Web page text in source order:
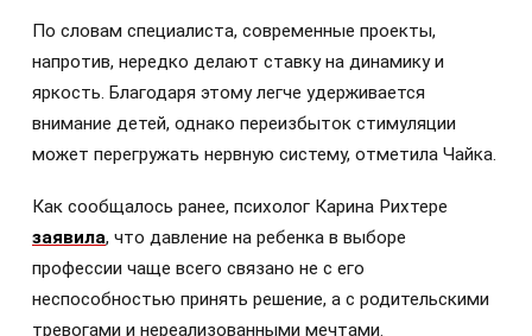
По словам специалиста, современные проекты,
напротив, нередко делают ставку на динамику и
яркость. Благодаря этому легче удерживается
внимание детей, однако переизбыток стимуляции
может перегружать нервную систему, отметила Чайка.
Как сообщалось ранее, психолог Карина Рихтере
заявила, что давление на ребенка в выборе
профессии чаще всего связано не с его
неспособностью принять решение, а с родительскими
тревогами и нереализованными мечтами.